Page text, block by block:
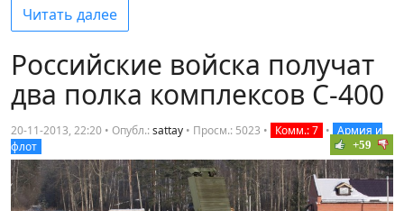
Читать далее
Российские войска получат
два полка комплексов С-400
20-11-2013, 22:20 • Опубл.:sattay • Просм.: 5023 • Комм.: 7 • Армия и
флот
+59